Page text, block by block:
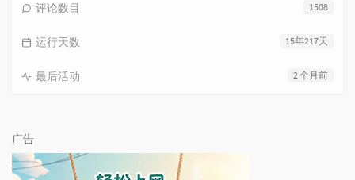
1508
评论数目
15年217天
运行天数
2 个月前
最后活动
广告